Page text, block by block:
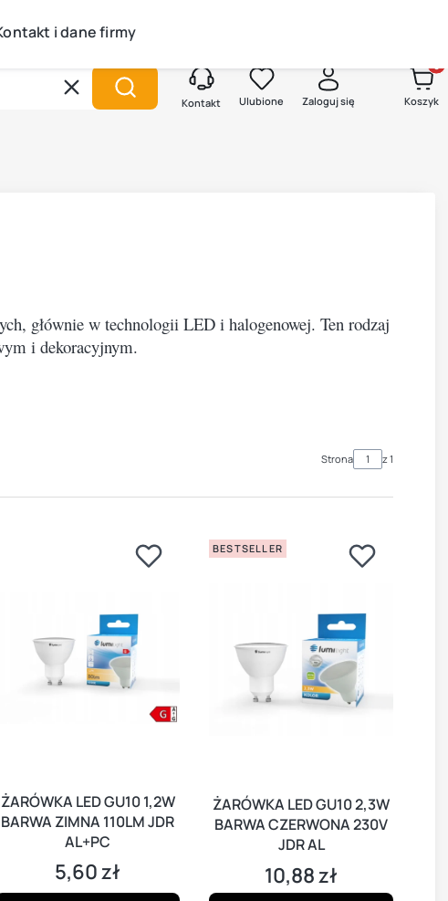
Wyczyść Szukaj Kontakt Ulubione Zaloguj się Koszyk
i dane firmy
głównie w technologii LED i halogenowej. Ten rodzaj
i dekoracyjnym.
Strona z 1
ŻARÓWKA LED GU10 1,2W
BARWA ZIMNA 110LM JDR
AL+PC
Cena
5,60 zł
BESTSELLER
ŻARÓWKA LED GU10 2,3W
BARWA CZERWONA 230V
JDR AL
Cena
10,88 zł